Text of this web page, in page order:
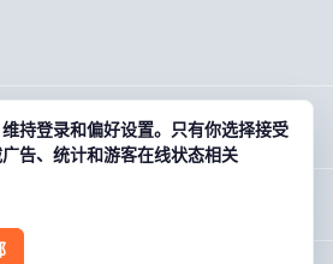
持登录和偏好设置。只有你选择接受
告、统计和游客在线状态相关
游/新绝情谷/龙战国际】
01· 欧基零壹
则 帮助